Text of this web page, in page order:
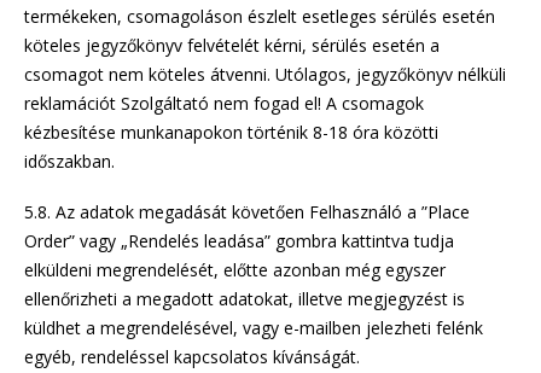
termékeken, csomagoláson észlelt esetleges sérülés esetén
köteles jegyzőkönyv felvételét kérni, sérülés esetén a
csomagot nem köteles átvenni. Utólagos, jegyzőkönyv nélküli
reklamációt Szolgáltató nem fogad el! A csomagok
kézbesítése munkanapokon történik 8-18 óra közötti
időszakban.
5.8. Az adatok megadását követően Felhasználó a ”Place
Order” vagy „Rendelés leadása” gombra kattintva tudja
elküldeni megrendelését, előtte azonban még egyszer
ellenőrizheti a megadott adatokat, illetve megjegyzést is
küldhet a megrendelésével, vagy e-mailben jelezheti felénk
egyéb, rendeléssel kapcsolatos kívánságát.